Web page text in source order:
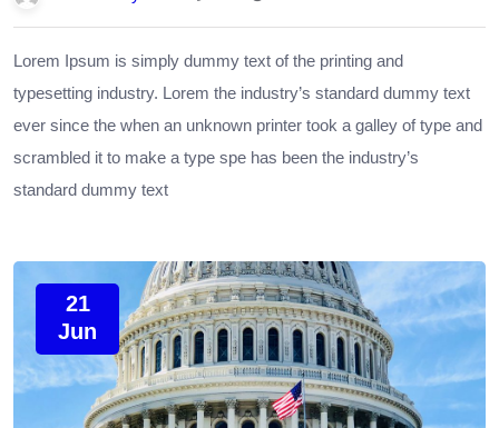
Lorem Ipsum is simply dummy text of the printing and
typesetting industry. Lorem the industry’s standard dummy text
ever since the when an unknown printer took a galley of type and
scrambled it to make a type spe has been the industry’s
standard dummy text
21
Jun